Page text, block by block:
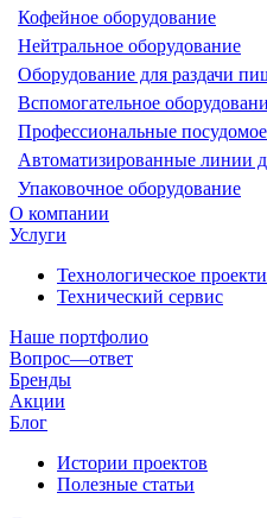
Кофейное оборудование
Нейтральное оборудование
Оборудование для раздачи
Вспомогательное
Профессиональные
Автоматизированные линии
Упаковочное оборудование
О компании
Услуги
Технологическое
Технический сервис
Наше портфолио
Вопрос—ответ
Бренды
Акции
Блог
Истории проектов
Полезные статьи